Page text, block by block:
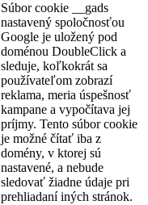
Súbor cookie __gads
nastavený spoločnosťou
Google je uložený pod
doménou DoubleClick a
sleduje, koľkokrát sa
používateľom zobrazí
reklama, meria úspešnosť
kampane a vypočítava jej
príjmy. Tento súbor cookie
je možné čítať iba z
domény, v ktorej sú
nastavené, a nebude
sledovať žiadne údaje pri
prehliadaní iných stránok.